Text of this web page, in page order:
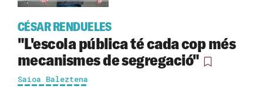
CÉSAR RENDUELES
"L'escola pública té cada cop més
mecanismes de segregació"
Saioa Baleztena